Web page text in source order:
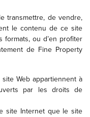
transmettre, de vendre,
le contenu de ce site
formats, ou d’en profiter
de Fine Property
Web appartiennent à
par les droits de
site Internet que le site